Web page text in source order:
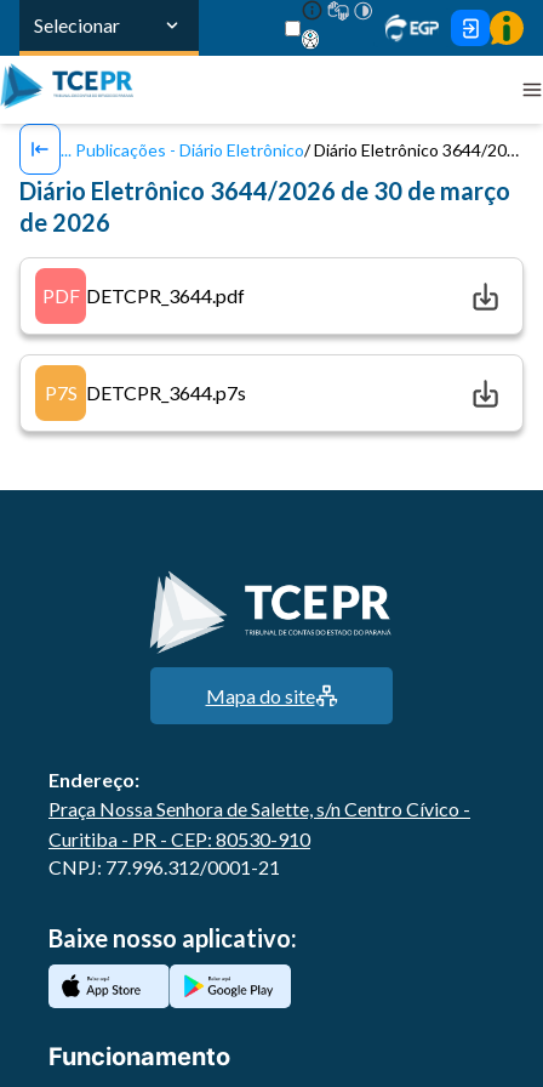
Selecionar
Publicações - Diário Eletrônico Diário Eletrônico 3644/2026 de 30 de março de 2026
Diário Eletrônico 3644/2026 de 30 de março
de 2026
PDF DETCPR_3644.pdf
P7S DETCPR_3644.p7s
Mapa do site
Endereço:
Praça Nossa Senhora de Salette, s/n Centro Cívico -
Curitiba - PR - CEP: 80530-910
CNPJ: 77.996.312/0001-21
Baixe nosso aplicativo:
Funcionamento